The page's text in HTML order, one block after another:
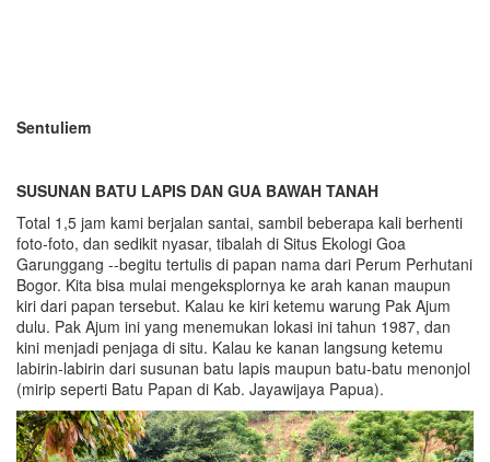
Sentuliem
SUSUNAN BATU LAPIS DAN GUA BAWAH TANAH
Total 1,5 jam kami berjalan santai, sambil beberapa kali berhenti
foto-foto, dan sedikit nyasar, tibalah di Situs Ekologi Goa
Garunggang --begitu tertulis di papan nama dari Perum Perhutani
Bogor. Kita bisa mulai mengeksplornya ke arah kanan maupun
kiri dari papan tersebut. Kalau ke kiri ketemu warung Pak Ajum
dulu. Pak Ajum ini yang menemukan lokasi ini tahun 1987, dan
kini menjadi penjaga di situ. Kalau ke kanan langsung ketemu
labirin-labirin dari susunan batu lapis maupun batu-batu menonjol
(mirip seperti Batu Papan di Kab. Jayawijaya Papua).